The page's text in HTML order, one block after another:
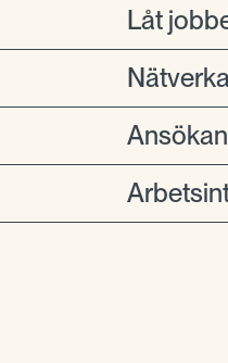
Låt
Nätverka
Ansökan